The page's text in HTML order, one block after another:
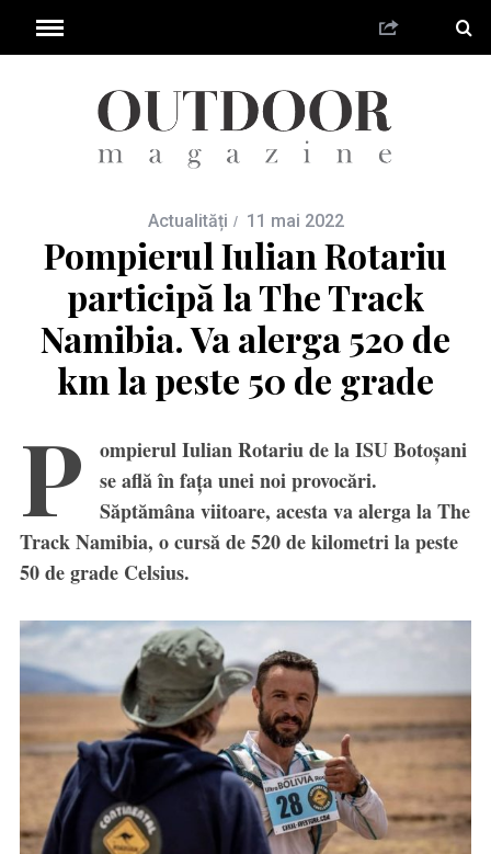
Actualități 11 mai 2022
Pompierul Iulian Rotariu
participă la The Track
Namibia. Va alerga 520 de
km la peste 50 de grade
P
ompierul Iulian Rotariu de la ISU Botoșani
se află în fața unei noi provocări.
Săptămâna viitoare, acesta va alerga la The
Track Namibia, o cursă de 520 de kilometri la peste
50 de grade Celsius.